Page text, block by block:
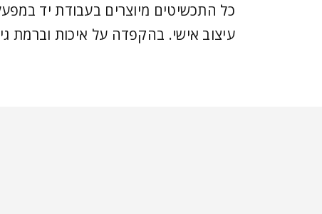
כל התכשיטים מיוצרים בעבודת יד
עיצוב אישי. בהקפדה על איכות וברמת